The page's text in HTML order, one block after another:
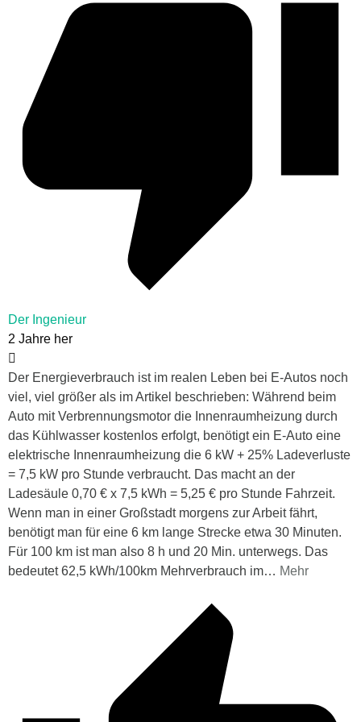
Der Ingenieur
2 Jahre her
Der Energieverbrauch ist im realen Leben bei E-Autos noch
viel, viel größer als im Artikel beschrieben: Während beim
Auto mit Verbrennungsmotor die Innenraumheizung durch
das Kühlwasser kostenlos erfolgt, benötigt ein E-Auto eine
elektrische Innenraumheizung die 6 kW + 25% Ladeverluste
= 7,5 kW pro Stunde verbraucht. Das macht an der
Ladesäule 0,70 € x 7,5 kWh = 5,25 € pro Stunde Fahrzeit.
Wenn man in einer Großstadt morgens zur Arbeit fährt,
benötigt man für eine 6 km lange Strecke etwa 30 Minuten.
Für 100 km ist man also 8 h und 20 Min. unterwegs. Das
bedeutet 62,5 kWh/100km Mehrverbrauch im… Mehr